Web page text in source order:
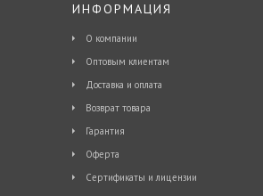
ИНФОРМАЦИЯ
О компании
Оптовым клиентам
Доставка и оплата
Возврат товара
Гарантия
Оферта
Сертификаты и лицензии